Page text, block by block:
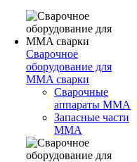
Сварочное
оборудование для
MMA сварки
Сварочные
аппараты MMA
Запасные части
MMA